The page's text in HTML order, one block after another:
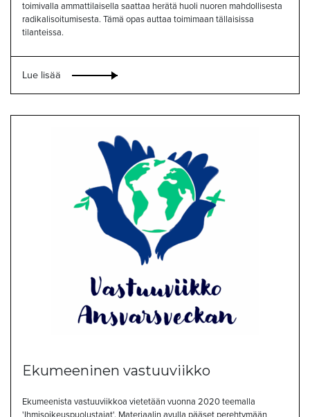
toimivalla ammattilaisella saattaa herätä huoli nuoren mahdollisesta
radikalisoitumisesta. Tämä opas auttaa toimimaan tällaisissa
tilanteissa.
Lue lisää
Ekumeeninen vastuuviikko
Ekumeenista vastuuviikkoa vietetään vuonna 2020 teemalla